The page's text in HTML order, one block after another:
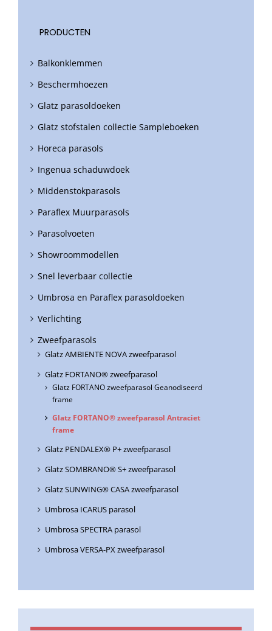
PRODUCTEN
Balkonklemmen
Beschermhoezen
Glatz parasoldoeken
Glatz stofstalen collectie Sampleboeken
Horeca parasols
Ingenua schaduwdoek
Middenstokparasols
Paraflex Muurparasols
Parasolvoeten
Showroommodellen
Snel leverbaar collectie
Umbrosa en Paraflex parasoldoeken
Verlichting
Zweefparasols
Glatz AMBIENTE NOVA zweefparasol
Glatz FORTANO® zweefparasol
Glatz FORTANO zweefparasol Geanodiseerd
frame
Glatz FORTANO® zweefparasol Antraciet
frame
Glatz PENDALEX® P+ zweefparasol
Glatz SOMBRANO® S+ zweefparasol
Glatz SUNWING® CASA zweefparasol
Umbrosa ICARUS parasol
Umbrosa SPECTRA parasol
Umbrosa VERSA-PX zweefparasol